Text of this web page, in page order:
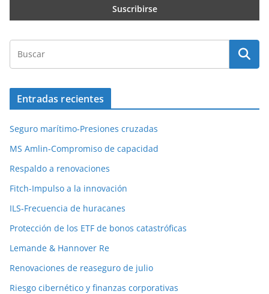
Entradas recientes
Seguro marítimo-Presiones cruzadas
MS Amlin-Compromiso de capacidad
Respaldo a renovaciones
Fitch-Impulso a la innovación
ILS-Frecuencia de huracanes
Protección de los ETF de bonos catastróficas
Lemande & Hannover Re
Renovaciones de reaseguro de julio
Riesgo cibernético y finanzas corporativas